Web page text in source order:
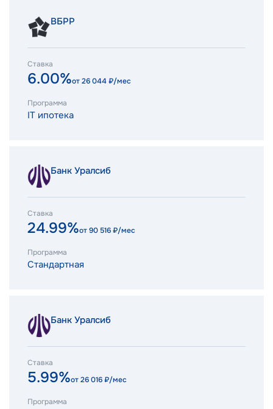
ВБРР
Ставка
6.00%от26 044₽/мес
Программа
IT ипотека
Банк Уралсиб
Ставка
24.99%от90 516₽/мес
Программа
Стандартная
Банк Уралсиб
Ставка
5.99%от26 016₽/мес
Программа